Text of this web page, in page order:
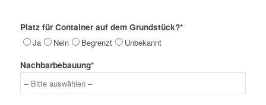
Platz für Container auf dem Grundstück?*
Ja
Nein Begrenzt Unbekannt
Nachbarbebauung*